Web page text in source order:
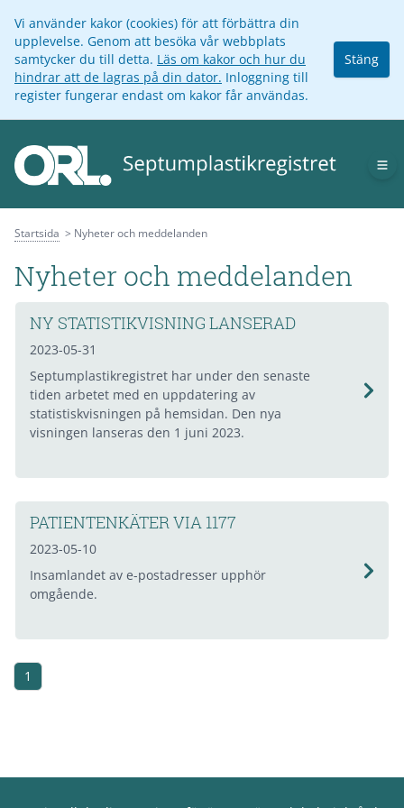
Vi använder kakor (cookies) för att förbättra din
upplevelse. Genom att besöka vår webbplats
samtycker du till detta. Läs om kakor och hur du
hindrar att de lagras på din dator. Inloggning till
register fungerar endast om kakor får användas.
Stäng
Startsida Nyheter och meddelanden
Nyheter och meddelanden
NY STATISTIKVISNING LANSERAD
2023-05-31
Septumplastikregistret har under den senaste
tiden arbetet med en uppdatering av
statistiskvisningen på hemsidan. Den nya
visningen lanseras den 1 juni 2023.
PATIENTENKÄTER VIA 1177
2023-05-10
Insamlandet av e-postadresser upphör
omgående.
1